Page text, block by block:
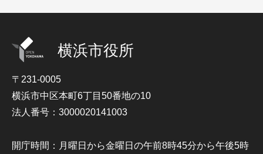
横浜市役所
〒231-0005
横浜市中区本町6丁目50番地の10
法人番号：3000020141003
開庁時間：月曜日から金曜日の午前8時45分から午後5時